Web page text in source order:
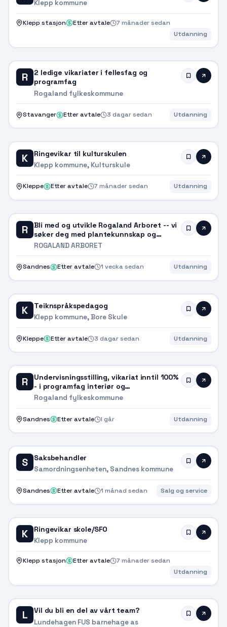
Klepp kommune
Klepp stasjon Etter avtale
7 månader sedan
Utdanning
R
2 ledige vikariater i fellesfag og
programfag
Rogaland fylkeskommune
Stavanger Etter avtale 3 dagar sedan Utdanning
K Ringevikar til kulturskulen
Klepp kommune, Kulturskule
Kleppe Etter avtale 7 månader sedan Utdanning
R
Bli med og utvikle Rogaland Arboret -- vi
søker deg med plantekunnskap og
formidlingsglede
ROGALAND ARBORET
Sandnes Etter avtale 1 vecka sedan Utdanning
K Teiknspråkspedagog
Klepp kommune, Bore Skule
Kleppe Etter avtale 3 dagar sedan Utdanning
R
Undervisningsstilling, vikariat inntil 100%
- i programfag interiør og
eksponeringsdesign
Rogaland fylkeskommune
Sandnes Etter avtale I går Utdanning
S Saksbehandler
Samordningsenheten, Sandnes kommune
Sandnes Etter avtale 1 månad sedan Salg og service
K Ringevikar skole/SFO
Klepp kommune
Klepp stasjon Etter avtale
7 månader sedan
Utdanning
L Vil du bli en del av vårt team?
Lundehagen FUS barnehage as